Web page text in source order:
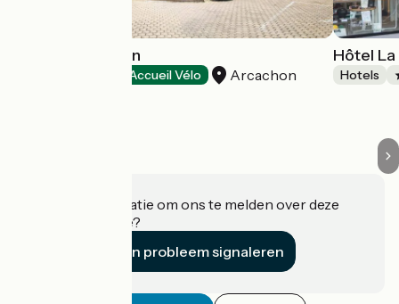
Hôtel Le Dauphin
Accueil Vélo Arcachon
Hôtel
Hotels
Heeft u informatie om ons te melden over deze
accommodatie?
Een probleem signaleren